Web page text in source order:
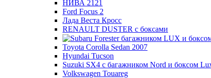
НИВА 2121
Ford Focus 2
Лада Веста Кросс
RENAULT DUSTER с боксами
Toyota Corolla Sedan 2007
Hyundai Tucson
Suzuki SX4 с багажником Nord и боксом
Volkswagen Touareg